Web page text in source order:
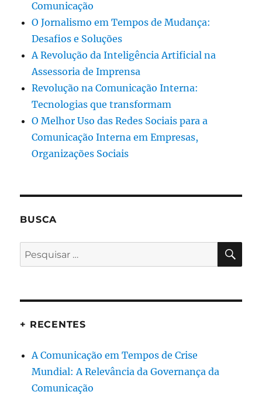
Comunicação
O Jornalismo em Tempos de Mudança:
Desafios e Soluções
A Revolução da Inteligência Artificial na
Assessoria de Imprensa
Revolução na Comunicação Interna:
Tecnologias que transformam
O Melhor Uso das Redes Sociais para a
Comunicação Interna em Empresas,
Organizações Sociais
BUSCA
Pesquisar
por:
+ RECENTES
A Comunicação em Tempos de Crise
Mundial: A Relevância da Governança da
Comunicação